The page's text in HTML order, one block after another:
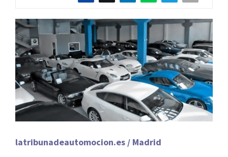
latribunadeautomocion.es / Madrid